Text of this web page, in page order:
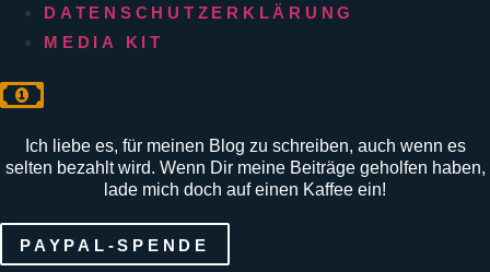
DATENSCHUTZERKLÄRUNG
MEDIA KIT
Ich liebe es, für meinen Blog zu schreiben, auch wenn es
selten bezahlt wird. Wenn Dir meine Beiträge geholfen haben,
lade mich doch auf einen Kaffee ein!
PAYPAL-SPENDE